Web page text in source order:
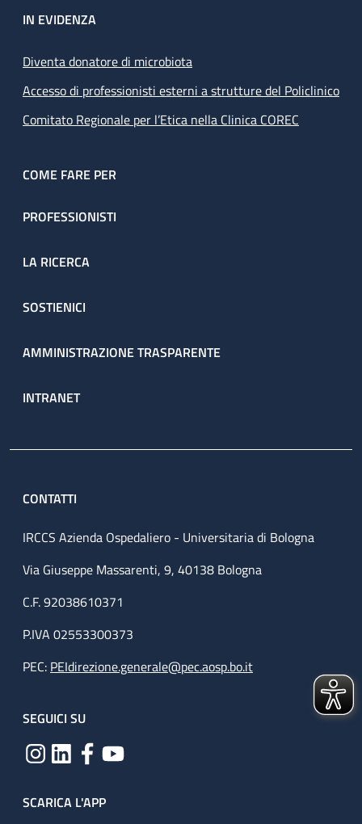
IN EVIDENZA
Diventa donatore di microbiota
Accesso di professionisti esterni a strutture del Policlinico
Comitato Regionale per l’Etica nella Clinica COREC
COME FARE PER
PROFESSIONISTI
LA RICERCA
SOSTIENICI
AMMINISTRAZIONE TRASPARENTE
INTRANET
CONTATTI
IRCCS Azienda Ospedaliero - Universitaria di Bologna
Via Giuseppe Massarenti, 9, 40138 Bologna
C.F. 92038610371
P.IVA 02553300373
PEC: PEIdirezione.generale@pec.aosp.bo.it
SEGUICI SU
SCARICA L'APP